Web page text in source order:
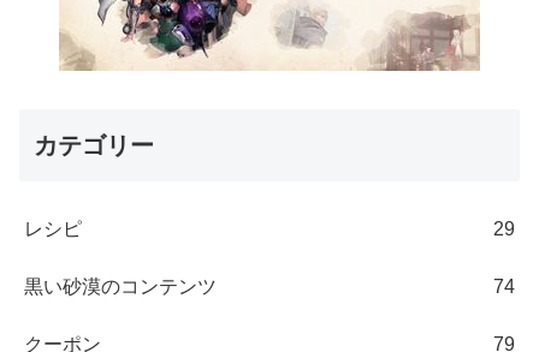
カテゴリー
レシピ 29
黒い砂漠のコンテンツ 74
クーポン 79